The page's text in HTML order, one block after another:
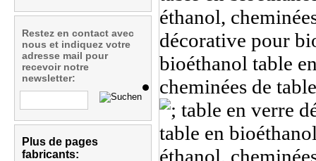
Restez en contact avec
nous et indiquez votre
adresse mail pour
recevoir notre
newsletter:
Plus de pages
fabricants: